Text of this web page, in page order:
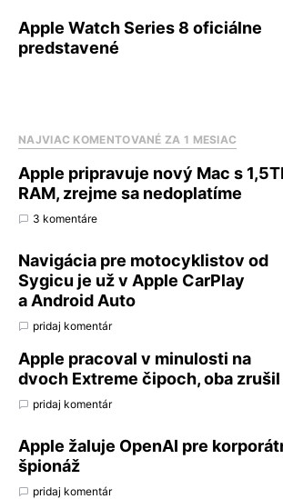
Apple Watch Series 8 oficiálne
predstavené
NAJVIAC KOMENTOVANÉ ZA 1 MESIAC
Apple pripravuje nový Mac s
RAM, zrejme sa nedoplatíme
3 komentáre
Navigácia pre motocyklistov od
Sygicu je už v Apple CarPlay
a Android Auto
pridaj komentár
Apple pracoval v minulosti na
dvoch Extreme čipoch, oba zrušil
pridaj komentár
Apple žaluje OpenAI pre
špionáž
pridaj komentár